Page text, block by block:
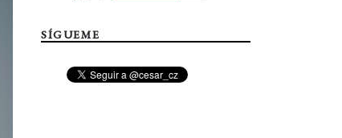
SÍGUEME